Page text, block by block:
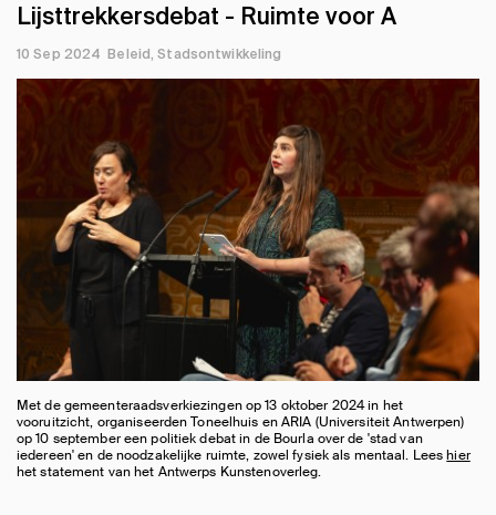
Lijsttrekkersdebat - Ruimte voor A
10 Sep 2024 Beleid Stadsontwikkeling
Met de gemeenteraadsverkiezingen op 13 oktober 2024 in het
vooruitzicht, organiseerden Toneelhuis en ARIA (Universiteit Antwerpen)
op 10 september een politiek debat in de Bourla over de 'stad van
iedereen' en de noodzakelijke ruimte, zowel fysiek als mentaal. Leeshier
het statement van het Antwerps Kunstenoverleg.